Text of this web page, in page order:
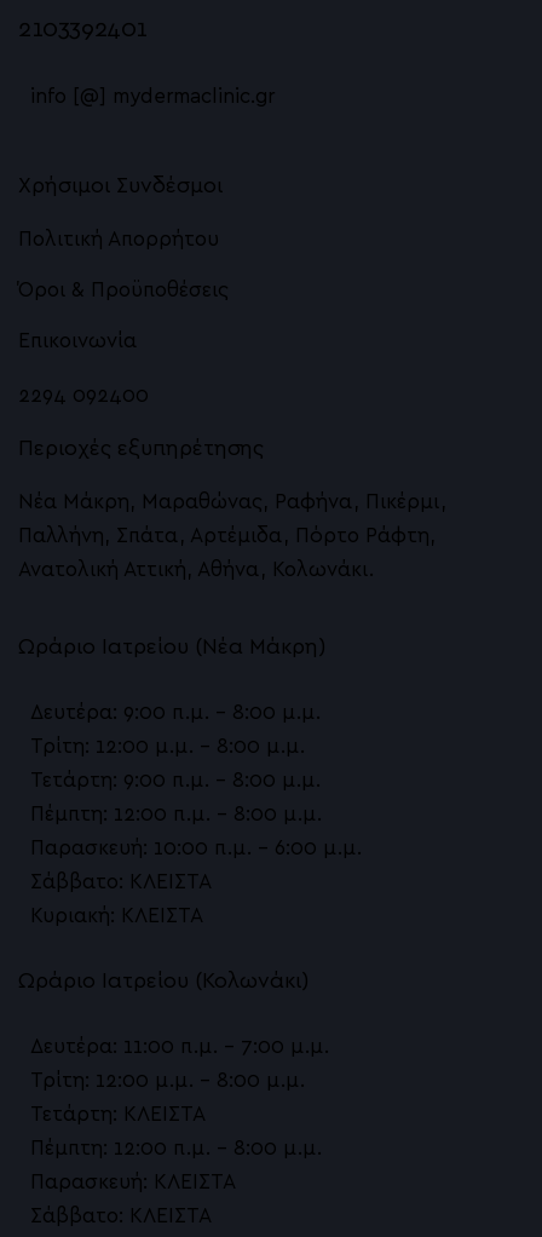
2103392401
info [@] mydermaclinic.gr
Χρήσιμοι Συνδέσμοι
Πολιτική Απορρήτου
Όροι & Προϋποθέσεις
Επικοινωνία
2294 092400
Περιοχές εξυπηρέτησης
Νέα Μάκρη, Μαραθώνας, Ραφήνα, Πικέρμι,
Παλλήνη, Σπάτα, Αρτέμιδα, Πόρτο Ράφτη,
Ανατολική Αττική, Αθήνα, Κολωνάκι.
Ωράριο Ιατρείου (Νέα Μάκρη)
Δευτέρα: 9:00 π.μ. – 8:00 μ.μ.
Τρίτη: 12:00 μ.μ. – 8:00 μ.μ.
Τετάρτη: 9:00 π.μ. – 8:00 μ.μ.
Πέμπτη: 12:00 π.μ. – 8:00 μ.μ.
Παρασκευή: 10:00 π.μ. – 6:00 μ.μ.
Σάββατο: ΚΛΕΙΣΤΑ
Κυριακή: ΚΛΕΙΣΤΑ
Ωράριο Ιατρείου (Κολωνάκι)
Δευτέρα: 11:00 π.μ. – 7:00 μ.μ.
Τρίτη: 12:00 μ.μ. – 8:00 μ.μ.
Τετάρτη: ΚΛΕΙΣΤΑ
Πέμπτη: 12:00 π.μ. – 8:00 μ.μ.
Παρασκευή: ΚΛΕΙΣΤΑ
Σάββατο: ΚΛΕΙΣΤΑ